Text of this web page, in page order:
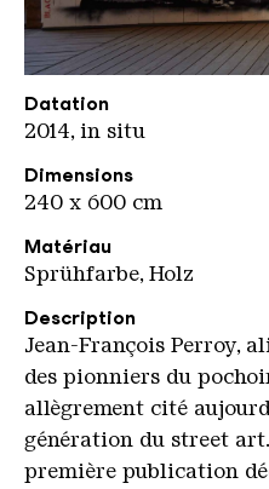
Jef Aerosol Black is
Copyright:
Datation
2014, in situ
Dimensions
240 x 600 cm
Matériau
Sprühfarbe, Holz
Description
Jean-François Perroy,
des pionniers du
allègrement cité
génération du street
première publication